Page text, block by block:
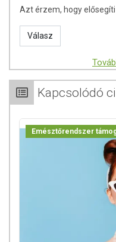
Azt érzem, hogy
Válasz
Kapcsolódó
Emésztőrendszer